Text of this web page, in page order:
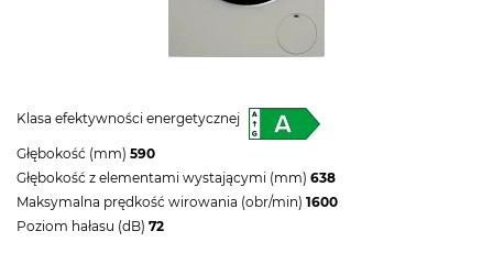
Klasa efektywności energetycznej
Głębokość (mm) 590
Głębokość z elementami wystającymi (mm) 638
Maksymalna prędkość wirowania (obr/min) 1600
Poziom hałasu (dB) 72